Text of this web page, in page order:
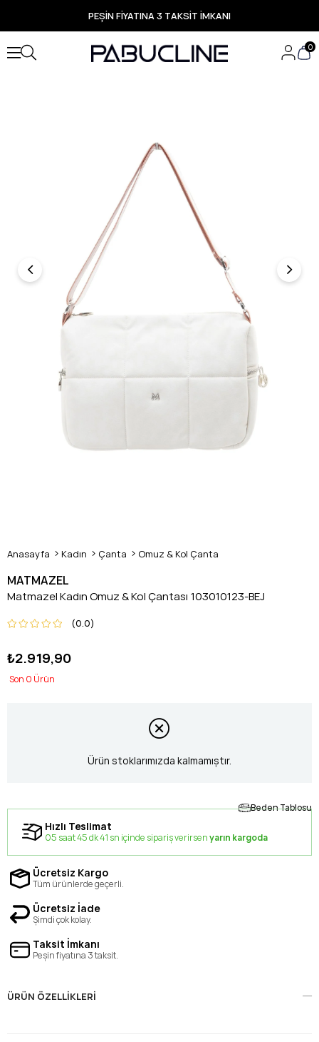
PEŞİN FİYATINA 3 TAKSİT İMKANI
TÜM ÜRÜNLERDE ÜCRETSİZ KARGO
Yeni Sezon Ürünlerde Özel Fırsatlar
Seçili Ürünlerde Hızlı Teslimat
0
Anasayfa Kadın Çanta Omuz & Kol Çanta
MATMAZEL
Matmazel Kadın Omuz & Kol Çantası 103010123-BEJ
0.0
₺2.919,90
0
Ürün stoklarımızda kalmamıştır.
Beden Tablosu
Hızlı Teslimat
05 saat 45 dk 40 sn içinde sipariş verirsenyarın kargoda
Ücretsiz Kargo
Tüm ürünlerde geçerli.
Ücretsiz İade
Şimdi çok kolay.
Taksit İmkanı
Peşin fiyatına 3 taksit.
ÜRÜN ÖZELLIKLERI